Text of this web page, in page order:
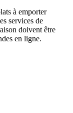
à emporter
services de
doivent être
en ligne.